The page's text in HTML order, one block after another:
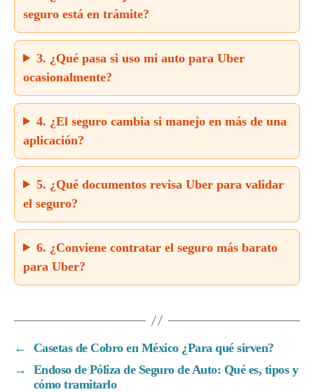
seguro está en trámite?
3. ¿Qué pasa si uso mi auto para Uber
ocasionalmente?
4. ¿El seguro cambia si manejo en más de una
aplicación?
5. ¿Qué documentos revisa Uber para validar
el seguro?
6. ¿Conviene contratar el seguro más barato
para Uber?
←
Casetas de Cobro en México ¿Para qué sirven?
→
Endoso de Póliza de Seguro de Auto: Qué es, tipos y
cómo tramitarlo